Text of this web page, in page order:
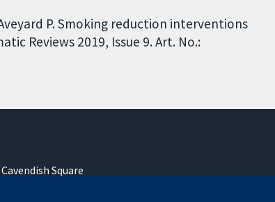
P. Smoking reduction interventions
Reviews 2019, Issue 9. Art. No.:
Square